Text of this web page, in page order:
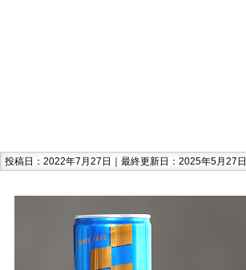
投稿日：2022年7月27日｜最終更新日：2025年5月27日